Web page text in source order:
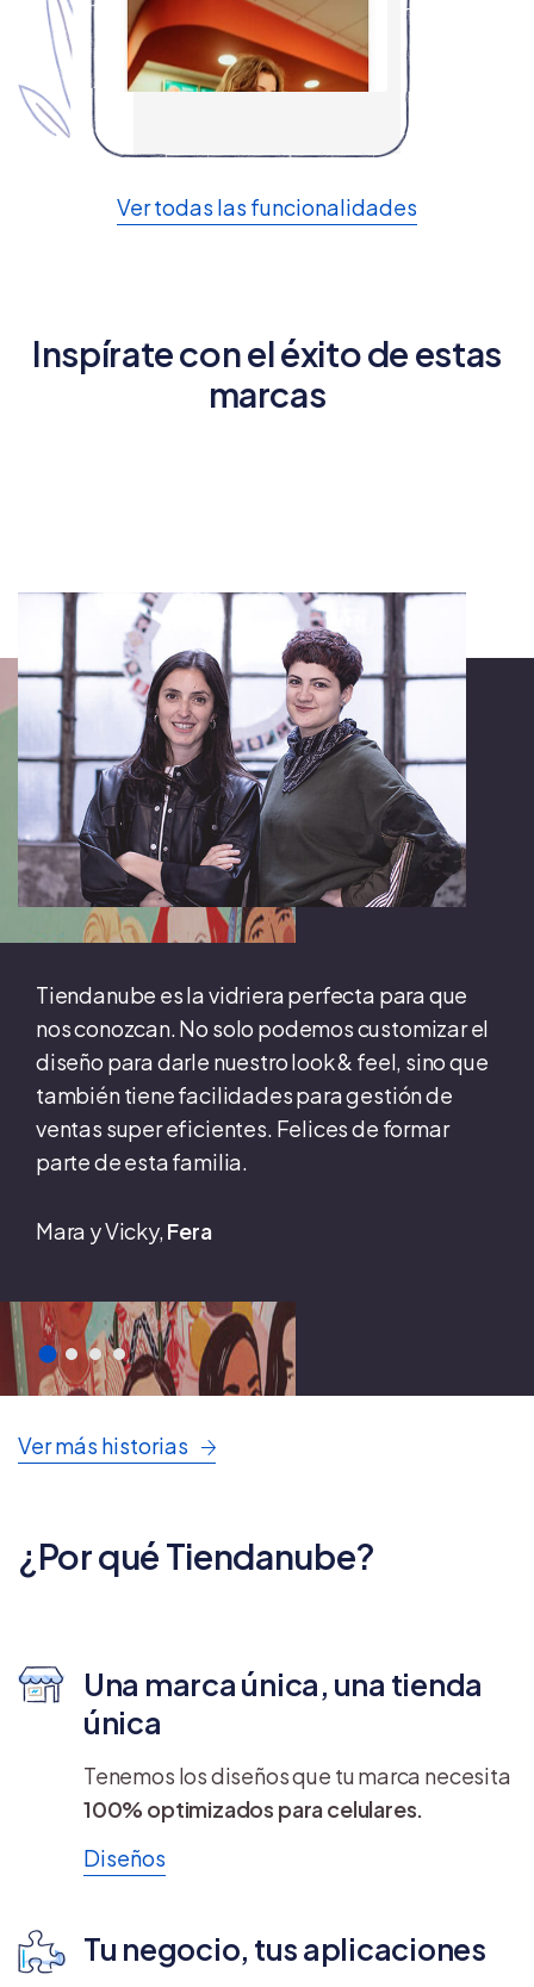
Ver todas las funcionalidades
Inspírate con el éxito de estas
marcas
Tiendanube es la vidriera perfecta para que
nos conozcan. No solo podemos customizar el
diseño para darle nuestro look & feel, sino que
también tiene facilidades para gestión de
ventas super eficientes. Felices de formar
parte de esta familia.
Mara y Vicky,Fera
Ver más historias
¿Por qué Tiendanube?
Una marca única, una tienda
única
Tenemos los diseños que tu marca necesita
100% optimizados para celulares.
Diseños
Tu negocio, tus aplicaciones